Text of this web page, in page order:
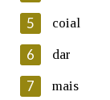
electrónico, así
persoal, que
automatizado
ficheiros
seu dereito de
seus datos
5 coial
6 dar
7 mais